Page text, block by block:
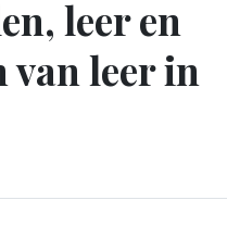
leer en
leer in